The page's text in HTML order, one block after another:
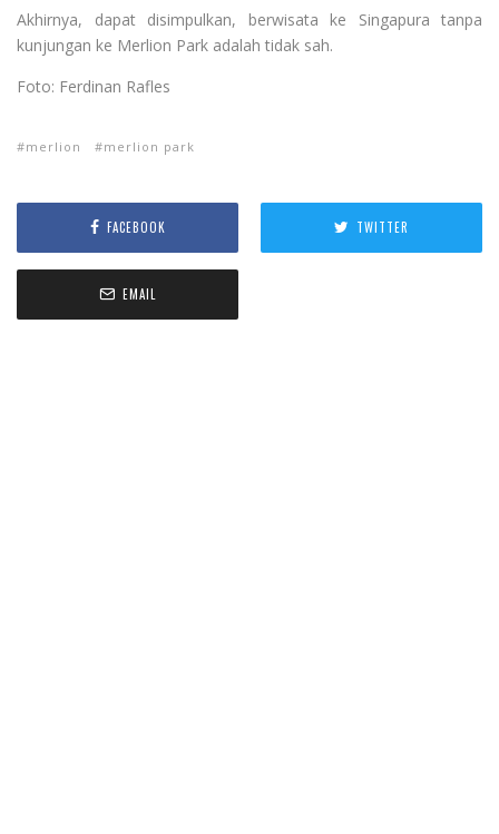
Akhirnya, dapat disimpulkan, berwisata ke Singapura tanpa
kunjungan ke Merlion Park adalah tidak sah.
Foto: Ferdinan Rafles
merlion merlion park
FACEBOOK TWITTER
EMAIL